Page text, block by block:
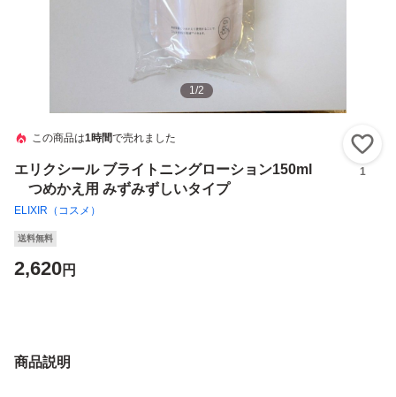
1/2
この商品は1時間で売れました
エリクシール ブライトニングローション150ml
つめかえ用 みずみずしいタイプ
ELIXIR（コスメ）
1
送料無料
2,620円
商品説明